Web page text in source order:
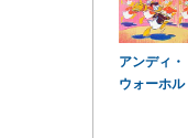
アンディ・
ウォーホル